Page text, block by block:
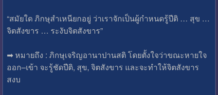
“สมัยใด ภิกษุสำเหนียกอยู่ ว่าเราจักเป็นผู้กำหนดรู้ปีติ … สุข …
จิตสังขาร … ระงับจิตสังขาร”
➡ หมายถึง : ภิกษุเจริญอานาปานสติ โดยตั้งใจว่าขณะหายใจ
ออก–เข้า จะรู้ชัดปีติ, สุข, จิตสังขาร และจะทำให้จิตสังขาร
สงบ